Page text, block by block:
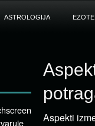
ASTROLOGIJA
Aspekti